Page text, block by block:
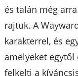
és talán még
rajtuk. A
karakterrel, és
amelyeket egytől
felkelti a